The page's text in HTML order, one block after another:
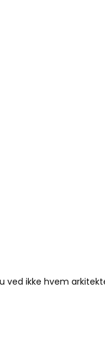
ved ikke hvem